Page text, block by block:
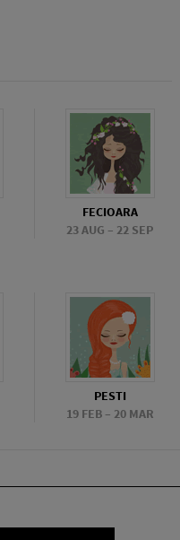
FECIOARA
23 AUG – 22 SEP
PESTI
19 FEB – 20 MAR